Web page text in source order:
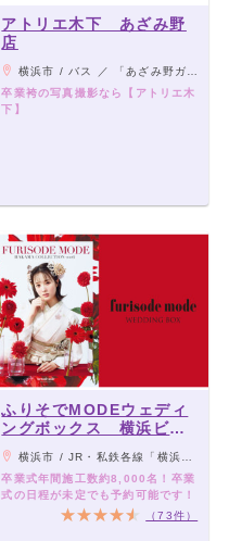
アトリエ木下 あざみ野
店
横浜市 / バス ／ 「あざみ野ガーデンズ」下車徒歩1分 車 ／ 東急田園都市線「あざみ野駅」より5分
卒業袴の写真撮影なら【アトリエ木
下】
ふりそでMODEウェディ
ングボックス 横浜ビブ
レ店
横浜市 / JR・私鉄各線「横浜駅」西口より徒歩5分
卒業式年間施工数約8,000名！卒業
式の日程が未定でも予約可能です！
（73件）